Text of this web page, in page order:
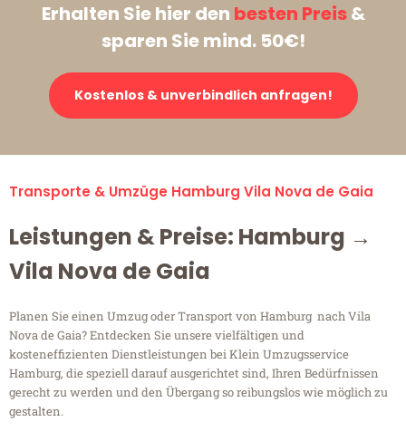
Erhalten Sie hier den besten Preis&
sparen Sie mind. 50€!
Kostenlos & unverbindlich anfragen!
Transporte & Umzüge Hamburg Vila Nova de Gaia
Leistungen & Preise: Hamburg →
Vila Nova de Gaia
Planen Sie einen Umzug oder Transport von Hamburg nach Vila
Nova de Gaia? Entdecken Sie unsere vielfältigen und
kosteneffizienten Dienstleistungen bei Klein Umzugsservice
Hamburg, die speziell darauf ausgerichtet sind, Ihren Bedürfnissen
gerecht zu werden und den Übergang so reibungslos wie möglich zu
gestalten.